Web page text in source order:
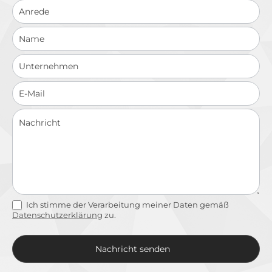
Schnellkontakt
Ich stimme der Verarbeitung meiner Daten gemäß
Datenschutzerklärung zu.
Nachricht senden